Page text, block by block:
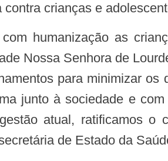
contra crianças e
Nossa Senhora de
para minimizar
junto à sociedade e
atual, ratificamos o
de Estado da